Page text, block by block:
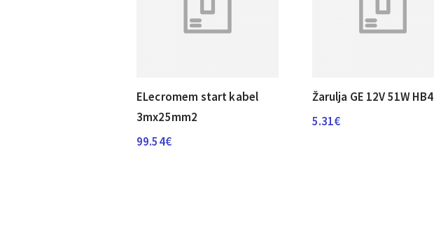
ELecromem start kabel
3mx25mm2
99.54€
Žarulja GE 12V 51W HB4
5.31€